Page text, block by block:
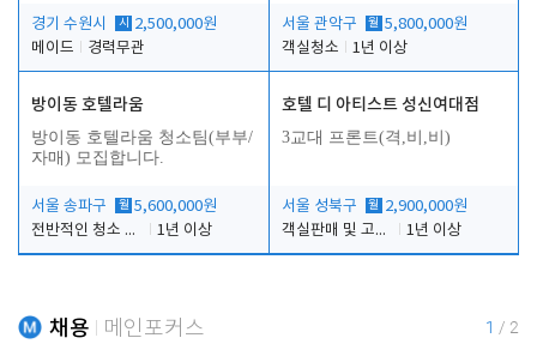
경기 수원시 시
2,500,000원
메이드
경력무관
서울 관악구 월 5,800,000원
객실청소
1년 이상
방이동 호텔라움
방이동 호텔라움 청소팀(부부/
자매) 모집합니다.
서울 송파구 월 5,600,000원
전반적인 청소 업무(객실청소.객실정리)
1년 이상
호텔 디 아티스트 성신여대점
3교대 프론트(격,비,비)
서울 성북구 월 2,900,000원
객실판매 및 고객응대
1년 이상
채용 메인포커스 1 / 2